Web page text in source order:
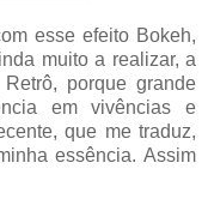
esse efeito Bokeh,
muito a realizar, a
porque grande
em vivências e
que me traduz,
essência. Assim